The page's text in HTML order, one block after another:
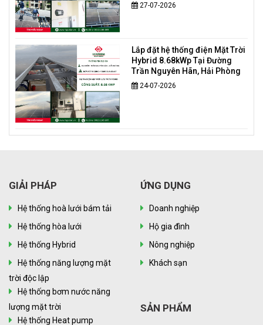
27-07-2026
Lắp đặt hệ thống điện Mặt Trời
Hybrid 8.68kWp Tại Đường
Trần Nguyên Hãn, Hải Phòng
24-07-2026
GIẢI PHÁP
Hệ thống hoà lưới bám tải
Hệ thống hòa lưới
Hệ thống Hybrid
Hệ thống năng lượng mặt
trời độc lập
Hệ thống bơm nước năng
lượng mặt trời
Hệ thống Heat pump
ỨNG DỤNG
Doanh nghiệp
Hộ gia đình
Nông nghiệp
Khách sạn
SẢN PHẨM